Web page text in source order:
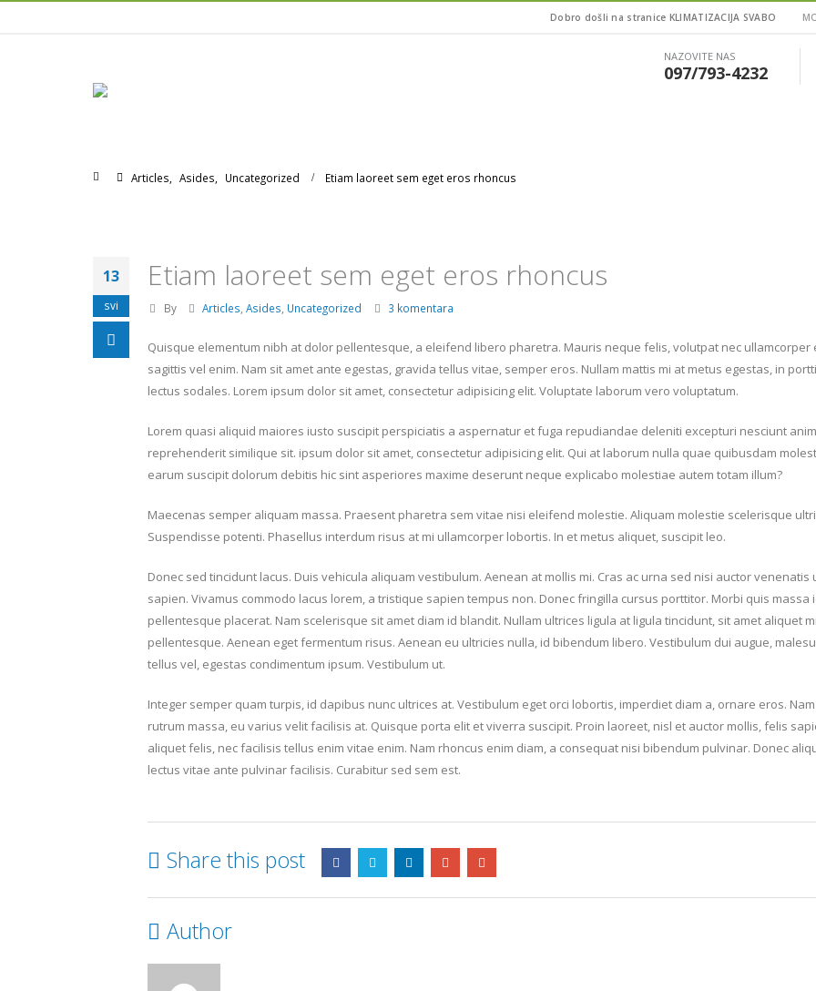
Dobro došli na stranice KLIMATIZACIJA SVABO
NAZOVITE NAS
097/793-4232
Home
Articles Asides Uncategorized Etiam laoreet sem eget eros rhoncus
13
svi
Etiam laoreet sem eget eros rhoncus
By Articles ,Asides Uncategorized 3 komentara
Quisque elementum nibh at dolor pellentesque, a eleifend libero pharetra. Mauris neque felis, volutpat nec ullamcorper
sagittis vel enim. Nam sit amet ante egestas, gravida tellus vitae, semper eros. Nullam mattis mi at metus egestas, in
lectus sodales. Lorem ipsum dolor sit amet, consectetur adipisicing elit. Voluptate laborum vero voluptatum.
Lorem quasi aliquid maiores iusto suscipit perspiciatis a aspernatur et fuga repudiandae deleniti excepturi nesciunt
reprehenderit similique sit. ipsum dolor sit amet, consectetur adipisicing elit. Qui at laborum nulla quae quibusdam
earum suscipit dolorum debitis hic sint asperiores maxime deserunt neque explicabo molestiae autem totam illum?
Maecenas semper aliquam massa. Praesent pharetra sem vitae nisi eleifend molestie. Aliquam molestie scelerisque
Suspendisse potenti. Phasellus interdum risus at mi ullamcorper lobortis. In et metus aliquet, suscipit leo.
Donec sed tincidunt lacus. Duis vehicula aliquam vestibulum. Aenean at mollis mi. Cras ac urna sed nisi auctor venenatis
sapien. Vivamus commodo lacus lorem, a tristique sapien tempus non. Donec fringilla cursus porttitor. Morbi quis massa
pellentesque placerat. Nam scelerisque sit amet diam id blandit. Nullam ultrices ligula at ligula tincidunt, sit amet aliquet mi
pellentesque. Aenean eget fermentum risus. Aenean eu ultricies nulla, id bibendum libero. Vestibulum dui augue,
tellus vel, egestas condimentum ipsum. Vestibulum ut.
Integer semper quam turpis, id dapibus nunc ultrices at. Vestibulum eget orci lobortis, imperdiet diam a, ornare eros.
rutrum massa, eu varius velit facilisis at. Quisque porta elit et viverra suscipit. Proin laoreet, nisl et auctor mollis, felis
aliquet felis, nec facilisis tellus enim vitae enim. Nam rhoncus enim diam, a consequat nisi bibendum pulvinar. Donec
lectus vitae ante pulvinar facilisis. Curabitur sed sem est.
Share this post
Author